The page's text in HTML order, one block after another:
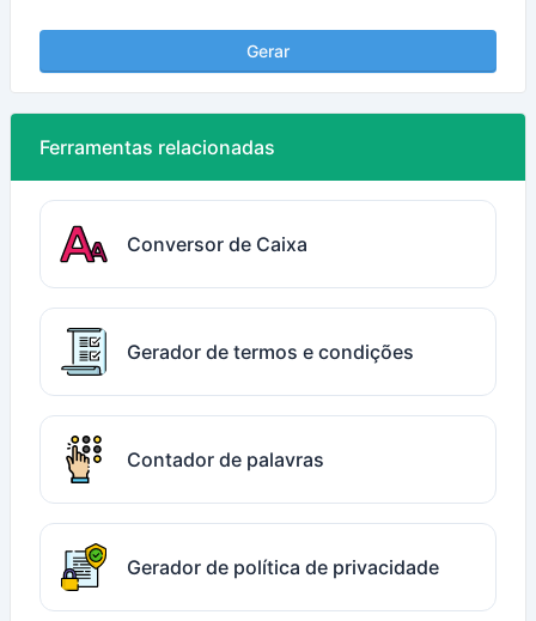
Gerar
Ferramentas relacionadas
Conversor de Caixa
Gerador de termos e condições
Contador de palavras
Gerador de política de privacidade